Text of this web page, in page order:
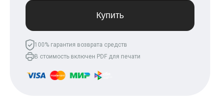
Клава Кока
Мари Краймбрери
Лариса Долина
Саундтреки
Аккорды для начинающих
Виктор Цой (Кино)
Купить
100% гарантия возврата средств
В стоимость включен PDF для печати